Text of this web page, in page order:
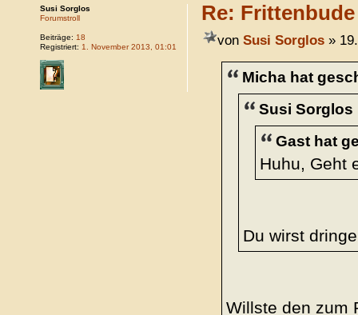
Re:
von Susi Sorglos» 19.
Micha hat
Susi Sorglos
Gast hat
Huhu, Geht
Du wirst
Willste den zum
Susi Sorglos
Forumstroll
Beiträge: 18
Registriert: 1. November 2013, 01:01